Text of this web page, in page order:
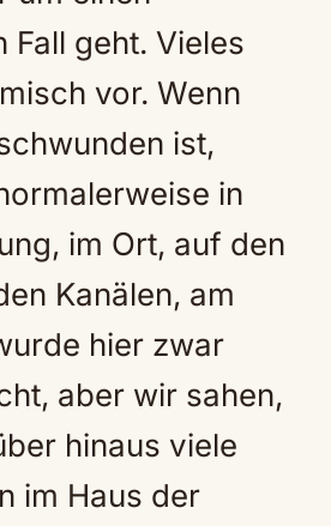
Fall geht. Vieles
vor. Wenn
ist,
in
im Ort, auf den
Kanälen, am
hier zwar
aber wir sahen,
hinaus viele
im Haus der